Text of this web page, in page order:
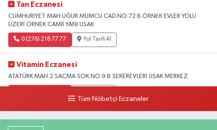
Tan Eczanesi
CUMHURİYET MAH.UĞUR MUMCU CAD.NO:72 B ÖRNEK EVLER YOLU
ÜZERİ ÖRNEK CAMİİ YANI UŞAK
0 (276) 216 77 77 Yol Tarifi Al
Vitamin Eczanesi
ATATÜRK MAH.2.SAÇMA SOK.NO:9 B ŞEKEREVLERİ UŞAK MERKEZ
Tüm Nöbetçi Eczaneler